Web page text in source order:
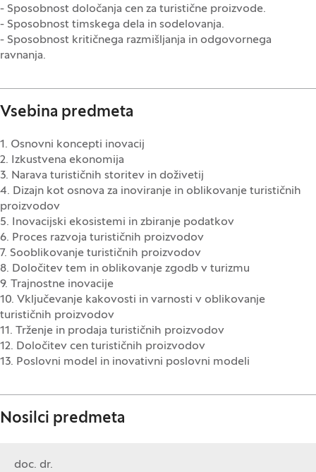
- Sposobnost določanja cen za turistične proizvode.
- Sposobnost timskega dela in sodelovanja.
- Sposobnost kritičnega razmišljanja in odgovornega
ravnanja.
Vsebina predmeta
1. Osnovni koncepti inovacij
2. Izkustvena ekonomija
3. Narava turističnih storitev in doživetij
4. Dizajn kot osnova za inoviranje in oblikovanje turističnih
proizvodov
5. Inovacijski ekosistemi in zbiranje podatkov
6. Proces razvoja turističnih proizvodov
7. Sooblikovanje turističnih proizvodov
8. Določitev tem in oblikovanje zgodb v turizmu
9. Trajnostne inovacije
10. Vključevanje kakovosti in varnosti v oblikovanje
turističnih proizvodov
11. Trženje in prodaja turističnih proizvodov
12. Določitev cen turističnih proizvodov
13. Poslovni model in inovativni poslovni modeli
Nosilci predmeta
doc. dr.